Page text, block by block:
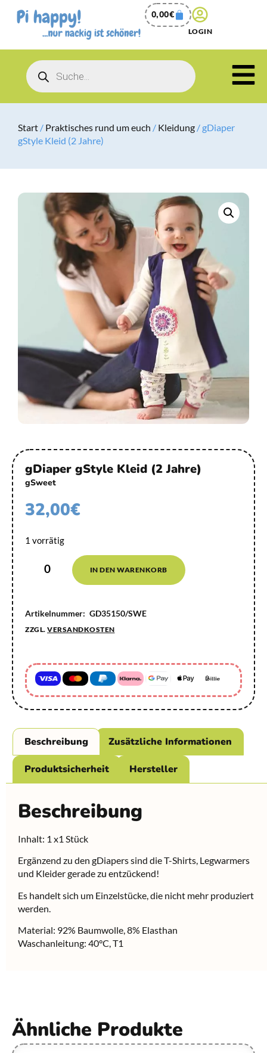
0,00€
LOGIN
Start / Praktisches rund um euch / Kleidung / gDiaper
gStyle Kleid (2 Jahre)
gDiaper gStyle Kleid (2 Jahre)
gSweet
32,00€
1 vorrätig
IN DEN WARENKORB
Artikelnummer: GD35150/SWE
ZZGL. VERSANDKOSTEN
Beschreibung Zusätzliche Informationen
Produktsicherheit Hersteller
Beschreibung
Inhalt: 1 x1 Stück
Ergänzend zu den gDiapers sind die T-Shirts, Legwarmers
und Kleider gerade zu entzückend!
Es handelt sich um Einzelstücke, die nicht mehr produziert
werden.
Material: 92% Baumwolle, 8% Elasthan
Waschanleitung: 40°C, T1
Ähnliche Produkte